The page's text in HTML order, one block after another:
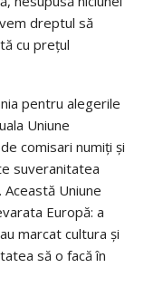
dreptul să
cu preţul
pentru alegerile
Uniune
comisari numiți și
suveranitatea
Uniune
Europă: a
marcat cultura și
să o facă în